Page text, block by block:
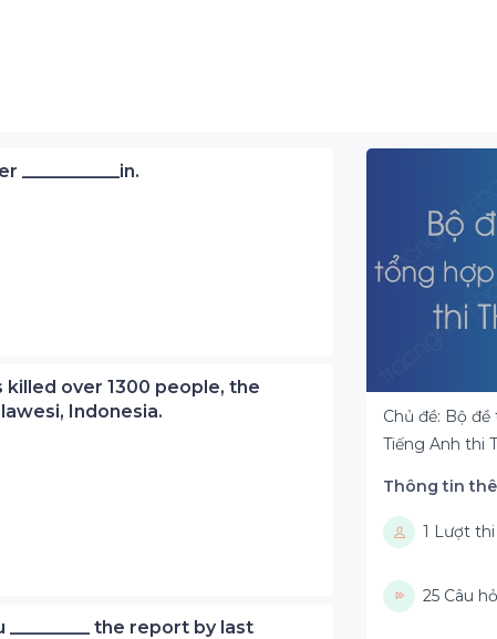
over 1300 people, the
Indonesia.
the report by last
Chủ đề: Bộ
Tiếng Anh thi
Thông tin
1 Lượt thi
25 Câu